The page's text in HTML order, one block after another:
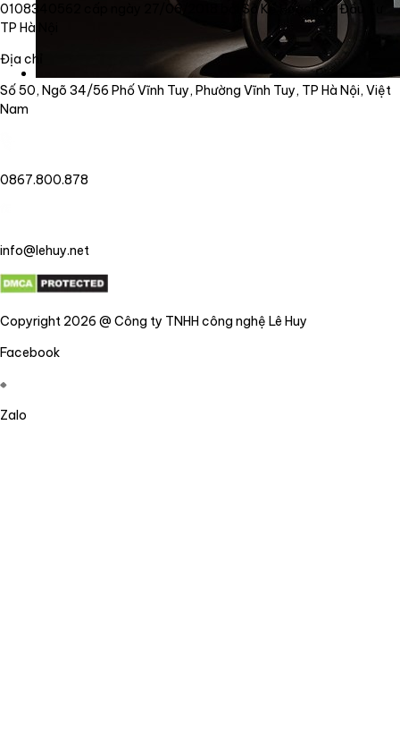
0108340562 cấp ngày 27/06/2018 bởi Sở Kế Hoạch và Đầu Tư
TP Hà Nội
Địa chỉ
Số 50, Ngõ 34/56 Phố Vĩnh Tuy, Phường Vĩnh Tuy, TP Hà Nội, Việt
Nam
0867.800.878
info@lehuy.net
Copyright 2026 @ Công ty TNHH công nghệ Lê Huy
Facebook
Zalo